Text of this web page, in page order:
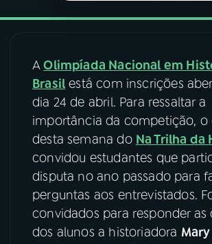
07ÚLTIMAS
08FESTIVAL DE MÚSICA
ACOMPANHE A RÁDIO NACIONAL
YouTube Facebook
Instagram X
AOlimpíada Nacional em
Brasil está com inscrições
dia 24 de abril. Para ressaltar a
importância da competição, o
desta semana do Na Trilha da
convidou estudantes que
disputa no ano passado para
perguntas aos entrevistados.
convidados para responder as
dos alunos a historiadora